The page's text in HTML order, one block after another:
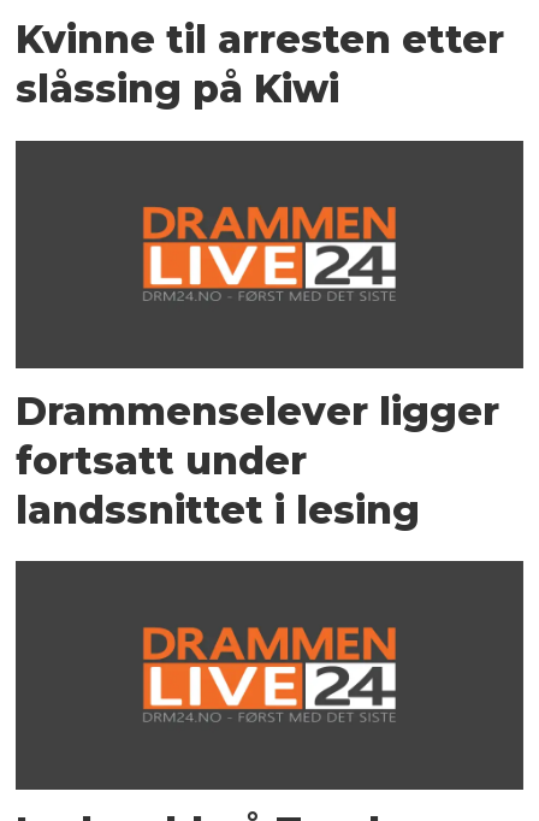
Kvinne til arresten etter
slåssing på Kiwi
Drammenselever ligger
fortsatt under
landssnittet i lesing